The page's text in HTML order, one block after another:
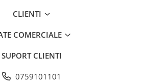
CLIENTI
COMERCIALE
SUPORT CLIENTI
0759101101